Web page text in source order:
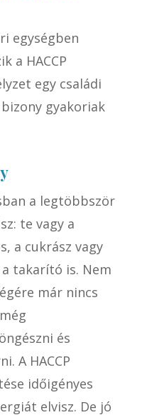
egységben
a HACCP
egy családi
gyakoriak
a legtöbbször
te vagy a
a cukrász vagy
takarító is. Nem
már nincs
és
A HACCP
időigényes
elvisz. De jó